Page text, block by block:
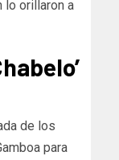
lo orillaron a
de los
para